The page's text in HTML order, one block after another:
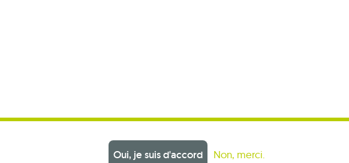
Oui, je suis d'accord Non, merci.